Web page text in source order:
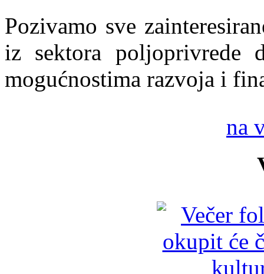
Pozivamo sve
iz sektora
mogućnostima razvoja i
na